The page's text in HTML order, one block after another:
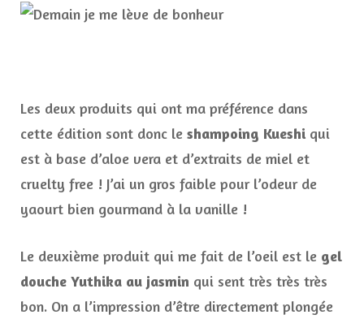
Les deux produits qui ont ma préférence dans
cette édition sont donc le shampoing Kueshi qui
est à base d’aloe vera et d’extraits de miel et
cruelty free ! J’ai un gros faible pour l’odeur de
yaourt bien gourmand à la vanille !
Le deuxième produit qui me fait de l’oeil est le gel
douche Yuthika au jasmin qui sent très très très
bon. On a l’impression d’être directement plongée